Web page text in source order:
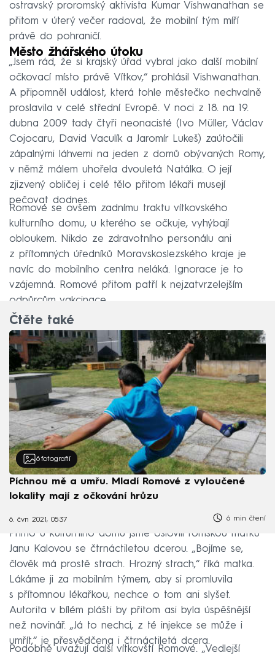
ostravský proromský aktivista Kumar Vishwanathan se
přitom v úterý večer radoval, že mobilní tým míří
právě do pohraničí.
Město žhářského útoku
„Jsem rád, že si krajský úřad vybral jako další mobilní
očkovací místo právě Vítkov,“ prohlásil Vishwanathan.
A připomněl událost, která tohle městečko nechvalně
proslavila v celé střední Evropě. V noci z 18. na 19.
dubna 2009 tady čtyři neonacisté (Ivo Müller, Václav
Cojocaru, David Vaculík a Jaromír Lukeš) zaútočili
zápalnými láhvemi na jeden z domů obývaných Romy,
v němž málem uhořela dvouletá Natálka. O její
zjizvený obličej i celé tělo přitom lékaři musejí
pečovat dodnes.
Romové se ovšem zadnímu traktu vítkovského
kulturního domu, u kterého se očkuje, vyhýbají
obloukem. Nikdo ze zdravotního personálu ani
z přítomných úředníků Moravskoslezského kraje je
navíc do mobilního centra neláká. Ignorace je to
vzájemná. Romové přitom patří k nejzatvrzelejším
odpůrcům vakcinace.
Čtěte také
6 fotografií
Píchnou mě a umřu. Mladí Romové z vyloučené
lokality mají z očkování hrůzu
6. čvn 2021, 05:37 6 min čtení
Přímo u kulturního domu jsme oslovili romskou matku
Janu Kalovou se čtrnáctiletou dcerou. „Bojíme se,
člověk má prostě strach. Hrozný strach,“ říká matka.
Lákáme ji za mobilním týmem, aby si promluvila
s přítomnou lékařkou, nechce o tom ani slyšet.
Autorita v bílém plášti by přitom asi byla úspěšnější
než novinář. „Já to nechci, z té injekce se může i
umřít,“ je přesvědčena i čtrnáctiletá dcera.
Podobně uvažují další vítkovští Romové. „Vedlejší